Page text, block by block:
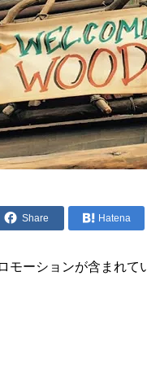
 Share  Hatena
モーションが含まれて